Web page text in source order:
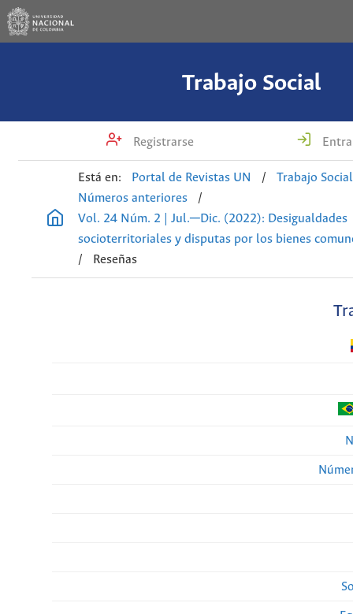
Trabajo Social
Registrarse
Está en: Portal de Revistas UN /
Trabajo Social
Números anteriores
/
Vol. 24 Núm. 2 | Jul.─Dic. (2022): Desigualdades
socioterritoriales y disputas por los bienes
/
Reseñas